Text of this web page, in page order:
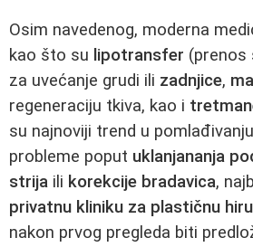
Osim navedenog, moderna
kao što su lipotransfer (prenos
za uvećanje grudi ili zadnjice,
regeneraciju tkiva, kao i
su najnoviji trend u
probleme poput uklanjananja
strija ili korekcije bradavica,
privatnu kliniku za plastičnu
nakon prvog pregleda biti